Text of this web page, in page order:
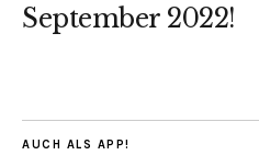
September 2022!
AUCH ALS APP!